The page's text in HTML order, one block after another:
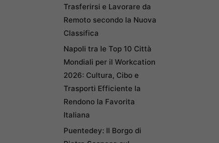
Trasferirsi e Lavorare da
Remoto secondo la Nuova
Classifica
Napoli tra le Top 10 Città
Mondiali per il Workcation
2026: Cultura, Cibo e
Trasporti Efficiente la
Rendono la Favorita
Italiana
Puentedey: Il Borgo di